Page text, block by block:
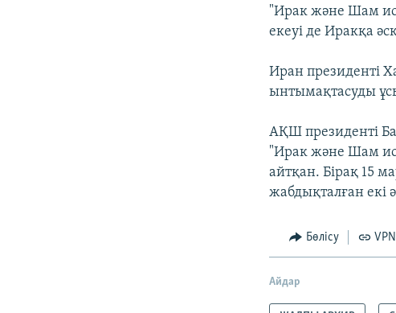
"Ирак және Шам
екеуі де Иракқа
Иран президенті
ынтымақтасуды
АҚШ президенті
"Ирак және Шам
айтқан. Бірақ 15
жабдықталған екі
Бөлісу
Айдар